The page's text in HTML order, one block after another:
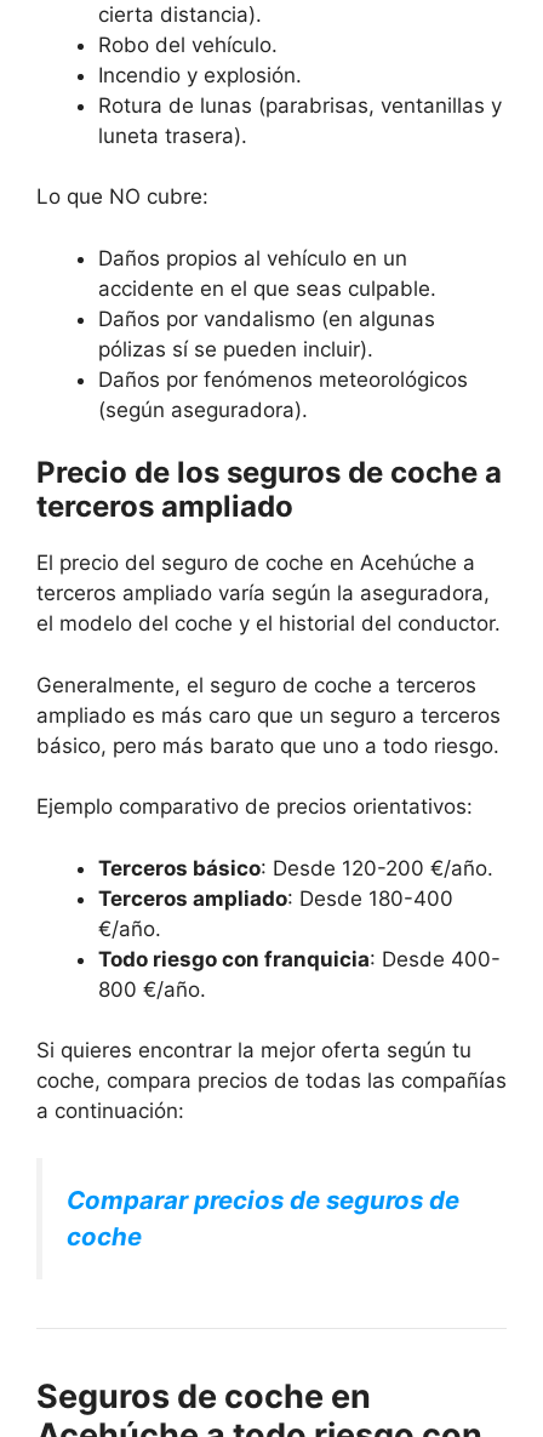
cierta distancia).
Robo del vehículo.
Incendio y explosión.
Rotura de lunas (parabrisas, ventanillas y
luneta trasera).
Lo que NO cubre:
Daños propios al vehículo en un
accidente en el que seas culpable.
Daños por vandalismo (en algunas
pólizas sí se pueden incluir).
Daños por fenómenos meteorológicos
(según aseguradora).
Precio de los seguros de coche a
terceros ampliado
El precio del seguro de coche en Acehúche a
terceros ampliado varía según la aseguradora,
el modelo del coche y el historial del conductor.
Generalmente, el seguro de coche a terceros
ampliado es más caro que un seguro a terceros
básico, pero más barato que uno a todo riesgo.
Ejemplo comparativo de precios orientativos:
Terceros básico: Desde 120-200 €/año.
Terceros ampliado: Desde 180-400
€/año.
Todo riesgo con franquicia: Desde 400-
800 €/año.
Si quieres encontrar la mejor oferta según tu
coche, compara precios de todas las compañías
a continuación:
Comparar precios de seguros de
coche
Seguros de coche en